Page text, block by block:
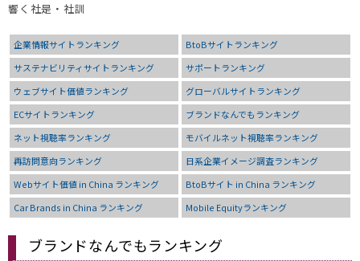
響く社是・社訓
企業情報サイトランキング
BtoBサイトランキング
サステナビリティサイトランキング
サポートランキング
ウェブサイト価値ランキング
グローバルサイトランキング
ECサイトランキング
ブランドなんでもランキング
ネット視聴率ランキング
モバイルネット視聴率ランキング
再訪問意向ランキング
日系企業イメージ調査ランキング
Webサイト価値 in China ランキング
BtoBサイト in China ランキング
Car Brands in China ランキング
Mobile Equityランキング
ブランドなんでもランキング